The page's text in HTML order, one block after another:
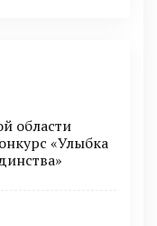
области
«Улыбка